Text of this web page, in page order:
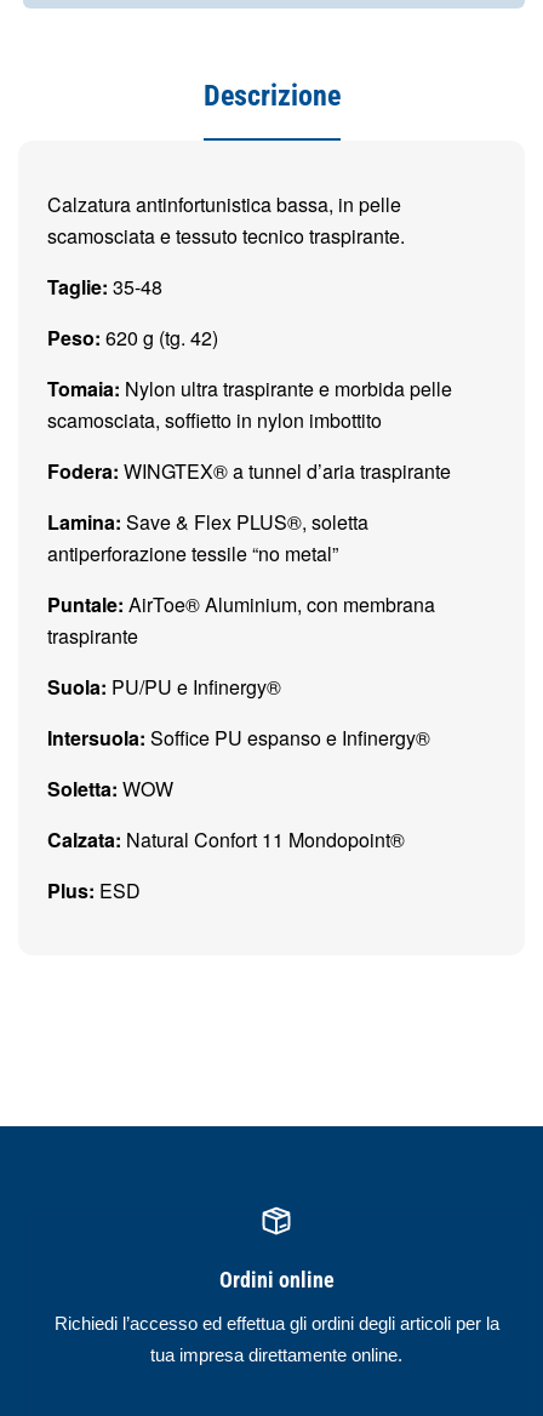
Descrizione
Calzatura antinfortunistica bassa, in pelle
scamosciata e tessuto tecnico traspirante.
Taglie: 35-48
Peso: 620 g (tg. 42)
Tomaia: Nylon ultra traspirante e morbida pelle
scamosciata, soffietto in nylon imbottito
Fodera: WINGTEX® a tunnel d’aria traspirante
Lamina: Save & Flex PLUS®, soletta
antiperforazione tessile “no metal”
Puntale: AirToe® Aluminium, con membrana
traspirante
Suola: PU/PU e Infinergy®
Intersuola: Soffice PU espanso e Infinergy®
Soletta: WOW
Calzata: Natural Confort 11 Mondopoint®
Plus: ESD
Ordini online
Richiedi l’accesso ed effettua gli ordini degli articoli per la
tua impresa direttamente online.